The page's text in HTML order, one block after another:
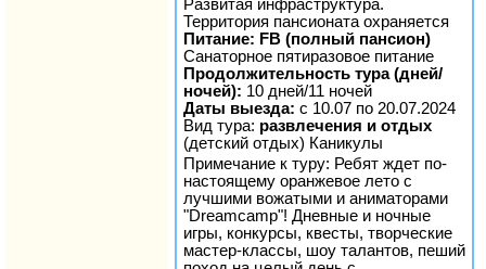
Развитая инфраструктура.
Территория пансионата охраняется
Питание: FB (полный пансион)
Санаторное пятиразовое питание
Продолжительность тура (дней/
ночей): 10 дней/11 ночей
Даты выезда: с 10.07 по 20.07.2024
Вид тура: развлечения и отдых
(детский отдых) Каникулы
Примечание к туру: Ребят ждет по-
настоящему оранжевое лето с
лучшими вожатыми и аниматорами
"Dreamcamp"! Дневные и ночные
игры, конкурсы, квесты, творческие
мастер-классы, шоу талантов, пеший